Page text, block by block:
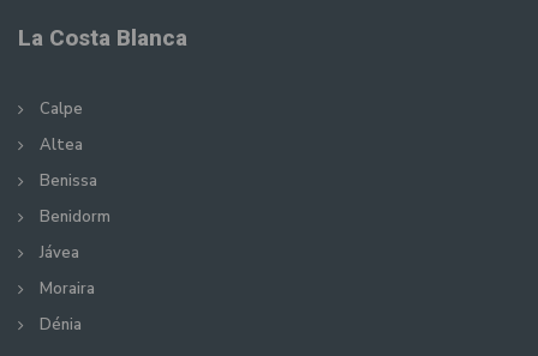
La Costa Blanca
Calpe
Altea
Benissa
Benidorm
Jávea
Moraira
Dénia